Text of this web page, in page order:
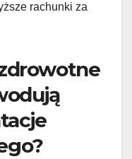
rachunki za